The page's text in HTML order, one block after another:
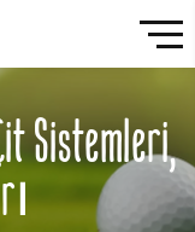
Sistemleri,